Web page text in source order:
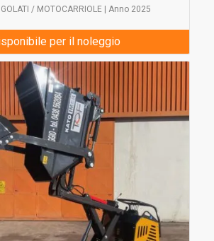
/ MOTOCARRIOLE | Anno 2025
per il noleggio